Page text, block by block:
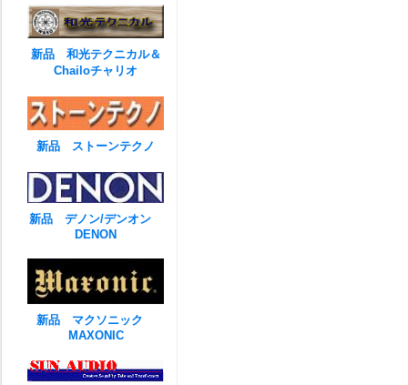
新品 和光テクニカル＆
Chailoチャリオ
新品 ストーンテクノ
新品 デノン/デンオン
DENON
新品 マクソニック
MAXONIC